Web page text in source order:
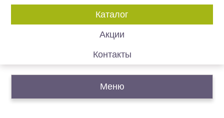
Каталог
Акции
Контакты
Меню